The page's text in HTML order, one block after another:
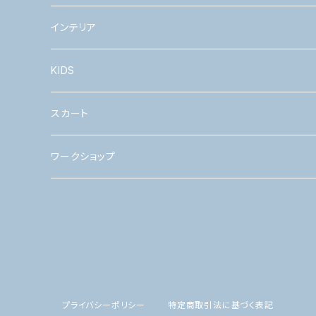
インテリア
KIDS
つけ襟
スカート
ワークショップ
ワークショップ
プライバシーポリシー 特定商取引法に基づく表記